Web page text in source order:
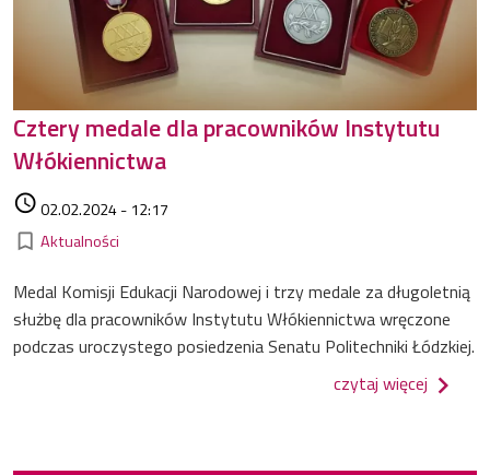
Cztery medale dla pracowników Instytutu
Włókiennictwa
access_time02.02.2024 - 12:17
bookmark_border Kategorie
Aktualności
Medal Komisji Edukacji Narodowej i trzy medale za długoletnią
służbę dla pracowników Instytutu Włókiennictwa wręczone
podczas uroczystego posiedzenia Senatu Politechniki Łódzkiej.
czytaj więcej o